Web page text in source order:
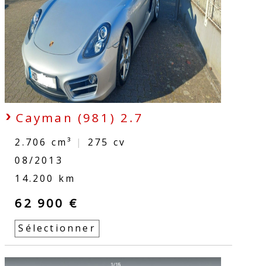
Cayman (981) 2.7
2.706 cm³ | 275 cv
08/2013
14.200 km
62 900 €
Sélectionner